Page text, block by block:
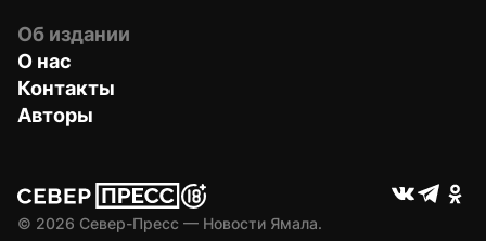
Об издании
О нас
Контакты
Авторы
© 2026 Север-Пресс — Новости Ямала.